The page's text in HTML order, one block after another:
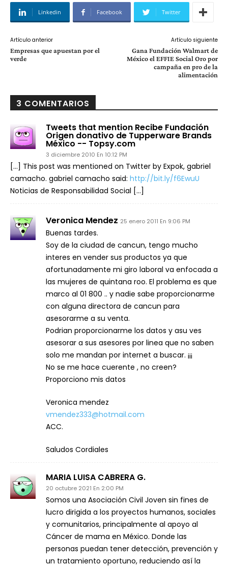
Linkedin Facebook Twitter
Artículo anterior
Empresas que apuestan por el
verde
Artículo siguiente
Gana Fundación Walmart de
México el EFFIE Social Oro por
campaña en pro de la
alimentación
3 COMENTARIOS
Tweets that mention Recibe Fundación
Origen donativo de Tupperware Brands
México -- Topsy.com
3 diciembre 2010 En 10:12 PM
[…] This post was mentioned on Twitter by Expok, gabriel
camacho. gabriel camacho said: http://bit.ly/f6EwuU
Noticias de Responsabilidad Social […]
Veronica Mendez 25 enero 2011 En 9:06 PM
Buenas tardes.
Soy de la ciudad de cancun, tengo mucho
interes en vender sus productos ya que
afortunadamente mi giro laboral va enfocada a
las mujeres de quintana roo. El problema es que
marco al 01 800 .. y nadie sabe proporcionarme
con alguna directora de cancun para
asesorarme a su venta.
Podrian proporcionarme los datos y asu ves
asesorar a sus asesores por linea que no saben
solo me mandan por internet a buscar. ¡¡¡
No se me hace cuerente , no creen?
Proporciono mis datos
Veronica mendez
vmendez333@hotmail.com
ACC.
Saludos Cordiales
MARIA LUISA CABRERA G.
20 octubre 2021 En 2:00 PM
Somos una Asociación Civil Joven sin fines de
lucro dirigida a los proyectos humanos, sociales
y comunitarios, principalmente al apoyo al
Cáncer de mama en México. Donde las
personas puedan tener detección, prevención y
un tratamiento oportuno, reduciendo así la